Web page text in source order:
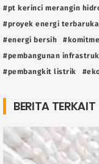
#pt kerinci merangin
#proyek energi
#energi bersih
#pembangunan
#pembangkit listrik
BERITA TERKAIT